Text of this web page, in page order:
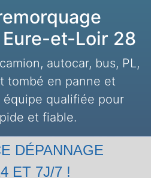
et-Loir 28
autocar, bus, PL,
tombé en panne et
qualifiée pour
et fiable.
DÉPANNAGE
ET 7J/7 !